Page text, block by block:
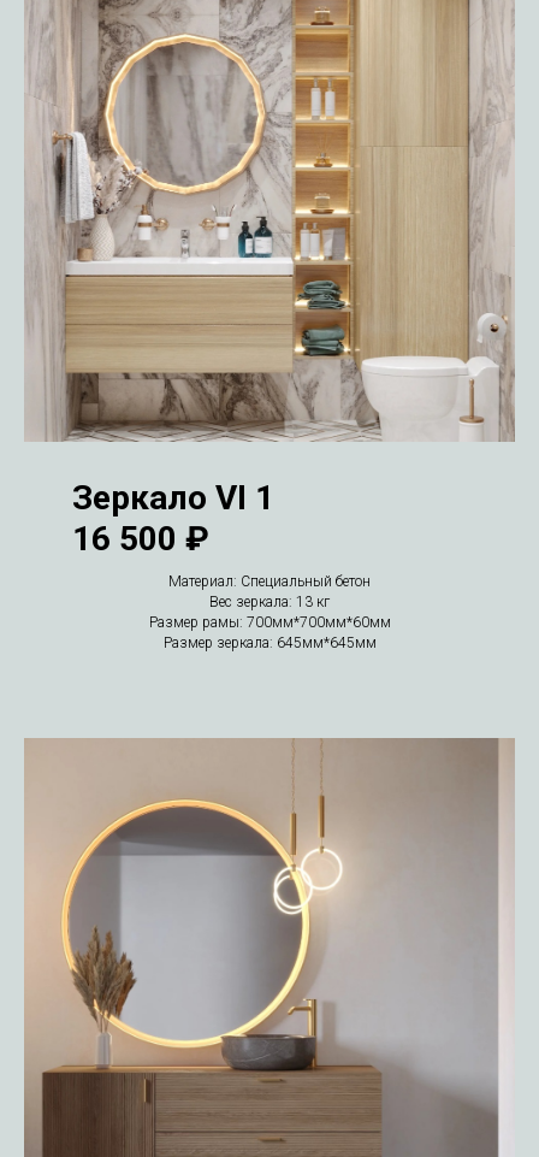
Зеркало VI 1
16 500 ₽
Материал: Специальный бетон
Вес зеркала: 13 кг
Размер рамы: 700мм*700мм*60мм
Размер зеркала: 645мм*645мм